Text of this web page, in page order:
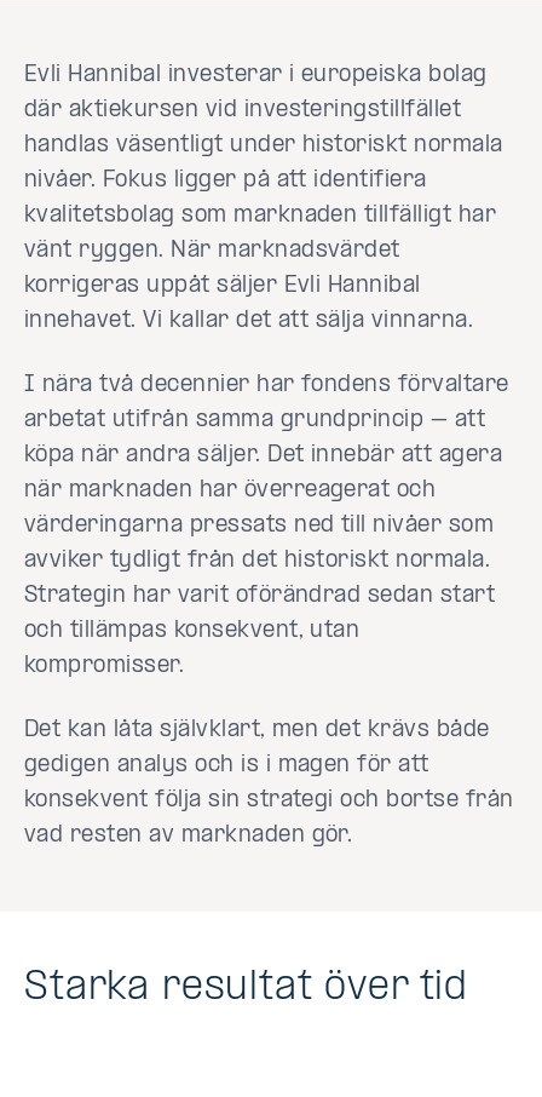
Evli Hannibal investerar i europeiska bolag
där aktiekursen vid investeringstillfället
handlas väsentligt under historiskt normala
nivåer. Fokus ligger på att identifiera
kvalitetsbolag som marknaden tillfälligt har
vänt ryggen. När marknadsvärdet
korrigeras uppåt säljer Evli Hannibal
innehavet. Vi kallar det att sälja vinnarna.
I nära två decennier har fondens förvaltare
arbetat utifrån samma grundprincip – att
köpa när andra säljer. Det innebär att agera
när marknaden har överreagerat och
värderingarna pressats ned till nivåer som
avviker tydligt från det historiskt normala.
Strategin har varit oförändrad sedan start
och tillämpas konsekvent, utan
kompromisser.
Det kan låta självklart, men det krävs både
gedigen analys och is i magen för att
konsekvent följa sin strategi och bortse från
vad resten av marknaden gör.
Starka resultat över tid